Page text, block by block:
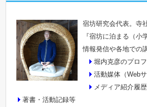
宿坊研究会代表。寺
『宿坊に泊まる（小
情報発信や各地での
堀内克彦のプロ
活動媒体（Web
メディア紹介履歴
著書・活動記録等